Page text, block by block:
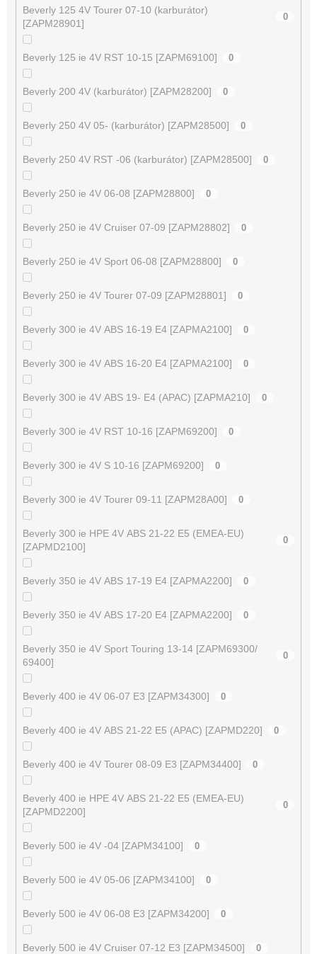
Beverly 125 4V Tourer 07-10 (karburátor)
[ZAPM28901]
0
Beverly 125 ie 4V RST 10-15 [ZAPM69100] 0
Beverly 200 4V (karburátor) [ZAPM28200] 0
Beverly 250 4V 05- (karburátor) [ZAPM28500] 0
Beverly 250 4V RST -06 (karburátor) [ZAPM28500] 0
Beverly 250 ie 4V 06-08 [ZAPM28800] 0
Beverly 250 ie 4V Cruiser 07-09 [ZAPM28802] 0
Beverly 250 ie 4V Sport 06-08 [ZAPM28800] 0
Beverly 250 ie 4V Tourer 07-09 [ZAPM28801] 0
Beverly 300 ie 4V ABS 16-19 E4 [ZAPMA2100] 0
Beverly 300 ie 4V ABS 16-20 E4 [ZAPMA2100] 0
Beverly 300 ie 4V ABS 19- E4 (APAC) [ZAPMA210] 0
Beverly 300 ie 4V RST 10-16 [ZAPM69200] 0
Beverly 300 ie 4V S 10-16 [ZAPM69200] 0
Beverly 300 ie 4V Tourer 09-11 [ZAPM28A00] 0
Beverly 300 ie HPE 4V ABS 21-22 E5 (EMEA-EU)
[ZAPMD2100]
0
Beverly 350 ie 4V ABS 17-19 E4 [ZAPMA2200] 0
Beverly 350 ie 4V ABS 17-20 E4 [ZAPMA2200] 0
Beverly 350 ie 4V Sport Touring 13-14 [ZAPM69300/
69400]
0
Beverly 400 ie 4V 06-07 E3 [ZAPM34300] 0
Beverly 400 ie 4V ABS 21-22 E5 (APAC) [ZAPMD220] 0
Beverly 400 ie 4V Tourer 08-09 E3 [ZAPM34400] 0
Beverly 400 ie HPE 4V ABS 21-22 E5 (EMEA-EU)
[ZAPMD2200]
0
Beverly 500 ie 4V -04 [ZAPM34100] 0
Beverly 500 ie 4V 05-06 [ZAPM34100] 0
Beverly 500 ie 4V 06-08 E3 [ZAPM34200] 0
Beverly 500 ie 4V Cruiser 07-12 E3 [ZAPM34500] 0